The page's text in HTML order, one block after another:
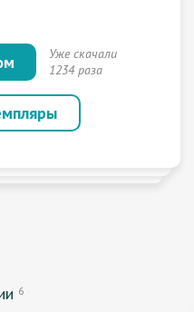
Уже скачали
1234 раза
6